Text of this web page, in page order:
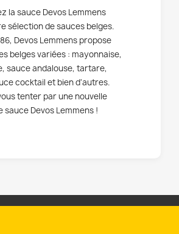
la sauce Devos Lemmens
sélection de sauces belges.
Devos Lemmens propose
belges variées : mayonnaise,
sauce andalouse, tartare,
cocktail et bien d'autres.
tenter par une nouvelle
sauce Devos Lemmens !